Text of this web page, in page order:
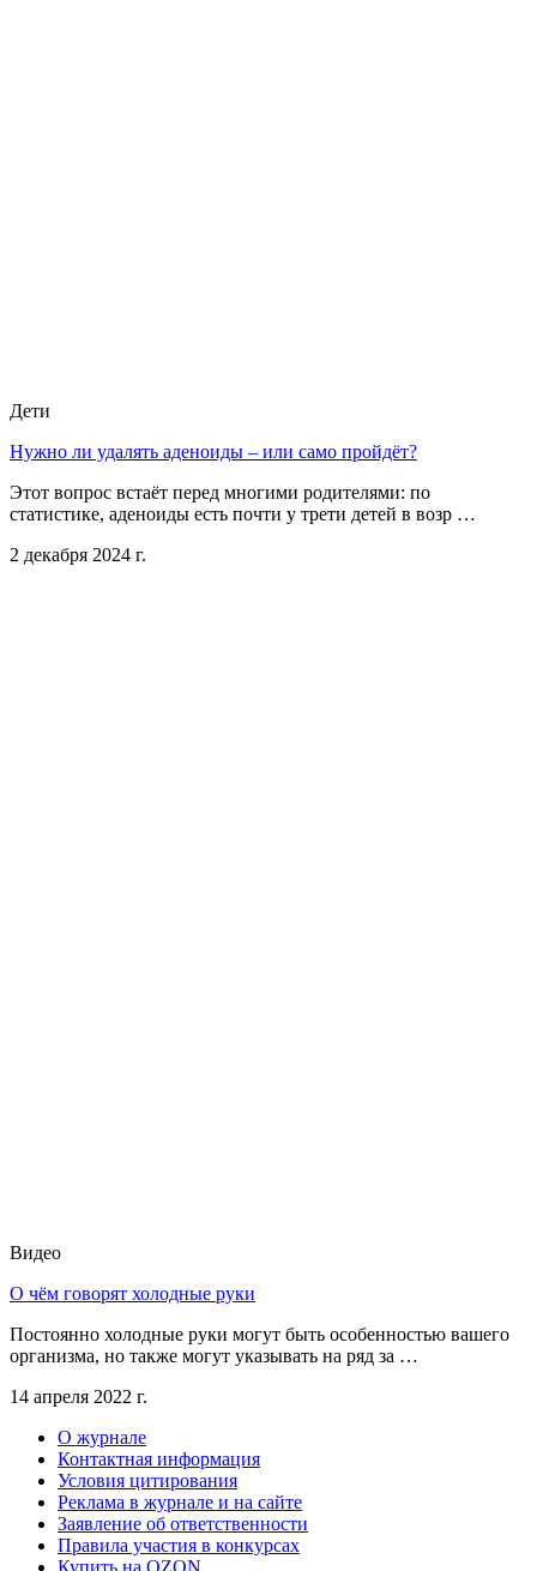
Дети
Нужно ли удалять аденоиды – или само пройдёт?
Этот вопрос встаёт перед многими родителями: по
статистике, аденоиды есть почти у трети детей в возр …
2 декабря 2024 г.
Видео
О чём говорят холодные руки
Постоянно холодные руки могут быть особенностью вашего
организма, но также могут указывать на ряд за …
14 апреля 2022 г.
О журнале
Контактная информация
Условия цитирования
Реклама в журнале и на сайте
Заявление об ответственности
Правила участия в конкурсах
Купить на OZON